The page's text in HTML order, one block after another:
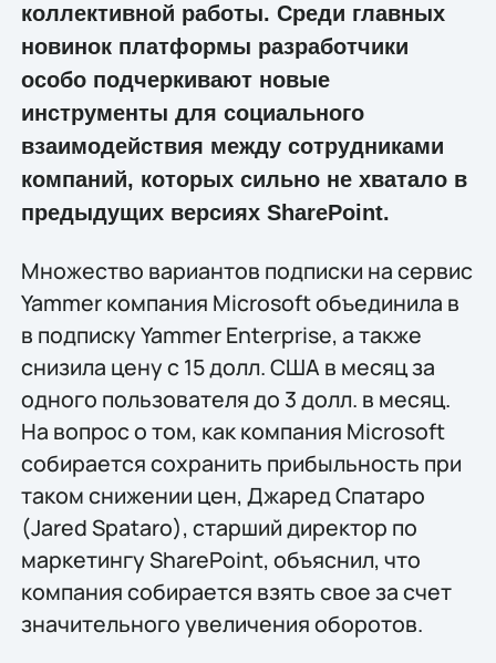
коллективной работы. Среди главных
новинок платформы разработчики
особо подчеркивают новые
инструменты для социального
взаимодействия между сотрудниками
компаний, которых сильно не хватало в
предыдущих версиях SharePoint.
Множество вариантов подписки на сервис
Yammer компания Microsoft объединила в
в подписку Yammer Enterprise, а также
снизила цену с 15 долл. США в месяц за
одного пользователя до 3 долл. в месяц.
На вопрос о том, как компания Microsoft
собирается сохранить прибыльность при
таком снижении цен, Джаред Спатаро
(Jared Spataro), старший директор по
маркетингу SharePoint, объяснил, что
компания собирается взять свое за счет
значительного увеличения оборотов.